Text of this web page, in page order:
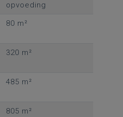
opvoeding
80 m²
320 m²
485 m²
805 m²